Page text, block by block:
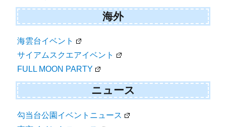
海外
海雲台イベント
サイアムスクエアイベント
FULL MOON PARTY
ニュース
勾当台公園イベントニュース